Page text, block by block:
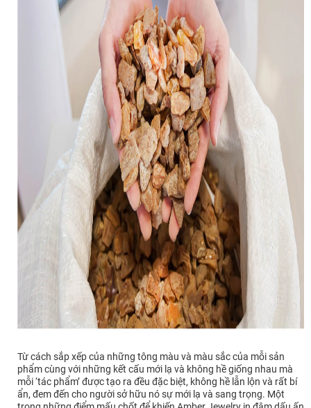
Từ cách sắp xếp của những tông màu và màu sắc của mỗi sản
phẩm cùng với những kết cấu mới lạ và không hề giống nhau mà
mỗi ‘tác phẩm’ được tạo ra đều đặc biệt, không hề lẫn lộn và rất bí
ẩn, đem đến cho người sở hữu nó sự mới lạ và sang trọng. Một